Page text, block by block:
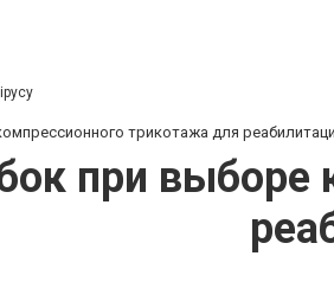
трикотажа для
при выборе